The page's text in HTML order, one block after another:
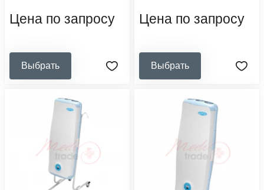
учреждения, общественное
питание
Цена по запросу
Выбрать
Цена по запросу
Выбрать